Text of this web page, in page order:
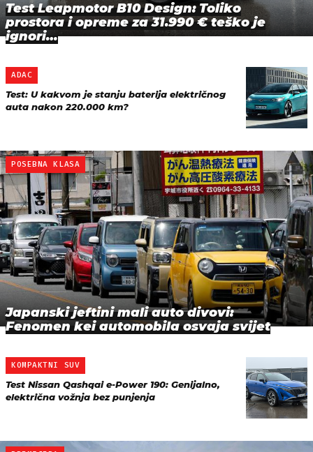
Test Leapmotor B10 Design: Toliko
prostora i opreme za 31.990 € teško je
ignori…
ADAC
Test: U kakvom je stanju baterija električnog
auta nakon 220.000 km?
POSEBNA KLASA
Japanski jeftini mali auto divovi:
Fenomen kei automobila osvaja svijet
KOMPAKTNI SUV
Test Nissan Qashqai e-Power 190: Genijalno,
električna vožnja bez punjenja